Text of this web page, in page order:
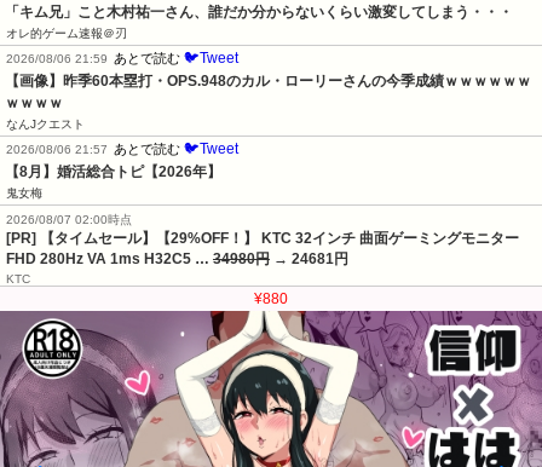
「キム兄」こと木村祐一さん、誰だか分からないくらい激変してしまう・・・
オレ的ゲーム速報＠刃
2026/08/06 21:59 あとで読む 🐦Tweet
【画像】昨季60本塁打・OPS.948のカル・ローリーさんの今季成績ｗｗｗｗｗｗ
ｗｗｗｗ
なんJクエスト
2026/08/06 21:57 あとで読む 🐦Tweet
【8月】婚活総合トピ【2026年】
鬼女梅
2026/08/07 02:00時点
[PR] 【タイムセール】【29%OFF！】 KTC 32インチ 曲面ゲーミングモニター
FHD 280Hz VA 1ms H32C5 … 34980円 → 24681円
KTC
¥880